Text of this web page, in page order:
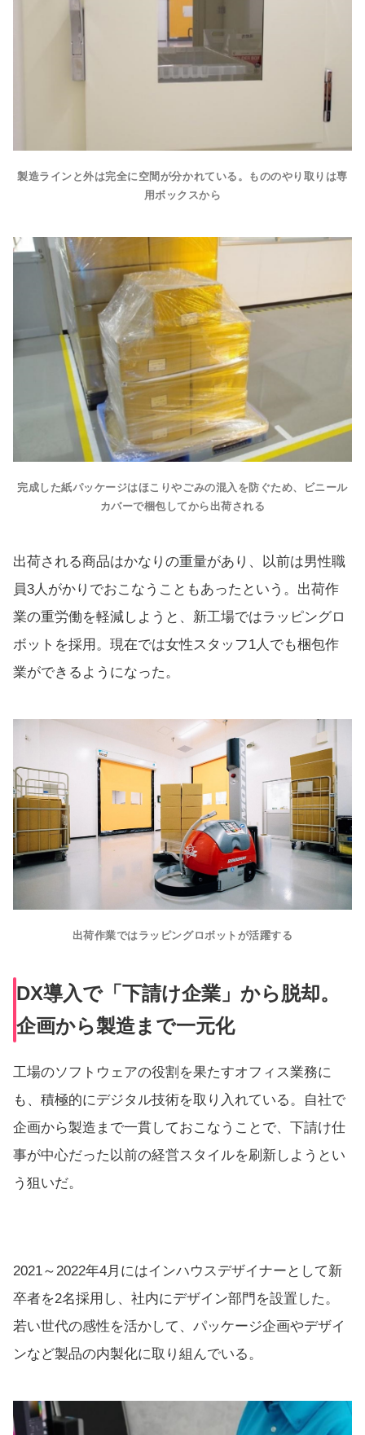
製造ラインと外は完全に空間が分かれている。もののやり取りは専
用ボックスから
完成した紙パッケージはほこりやごみの混入を防ぐため、ビニール
カバーで梱包してから出荷される
出荷される商品はかなりの重量があり、以前は男性職
員3人がかりでおこなうこともあったという。出荷作
業の重労働を軽減しようと、新工場ではラッピングロ
ボットを採用。現在では女性スタッフ1人でも梱包作
業ができるようになった。
出荷作業ではラッピングロボットが活躍する
DX導入で「下請け企業」から脱却。
企画から製造まで一元化
工場のソフトウェアの役割を果たすオフィス業務に
も、積極的にデジタル技術を取り入れている。自社で
企画から製造まで一貫しておこなうことで、下請け仕
事が中心だった以前の経営スタイルを刷新しようとい
う狙いだ。
2021～2022年4月にはインハウスデザイナーとして新
卒者を2名採用し、社内にデザイン部門を設置した。
若い世代の感性を活かして、パッケージ企画やデザイ
ンなど製品の内製化に取り組んでいる。